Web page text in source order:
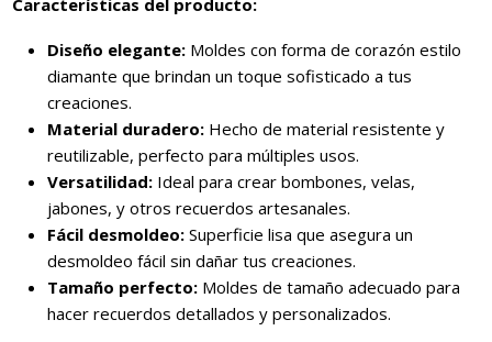
Características del producto:
Diseño elegante: Moldes con forma de corazón estilo
diamante que brindan un toque sofisticado a tus
creaciones.
Material duradero: Hecho de material resistente y
reutilizable, perfecto para múltiples usos.
Versatilidad: Ideal para crear bombones, velas,
jabones, y otros recuerdos artesanales.
Fácil desmoldeo: Superficie lisa que asegura un
desmoldeo fácil sin dañar tus creaciones.
Tamaño perfecto: Moldes de tamaño adecuado para
hacer recuerdos detallados y personalizados.